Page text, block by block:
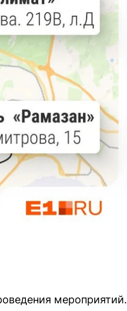
мероприятий.